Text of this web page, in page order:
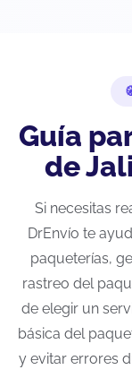
Guía
de
Si necesitas
DrEnvío te
paqueterías,
rastreo del
de elegir un
básica del
y evitar errores